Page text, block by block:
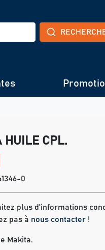
HUILE CPL.
0
plus d'informations
pas à nous contacter !
Makita.